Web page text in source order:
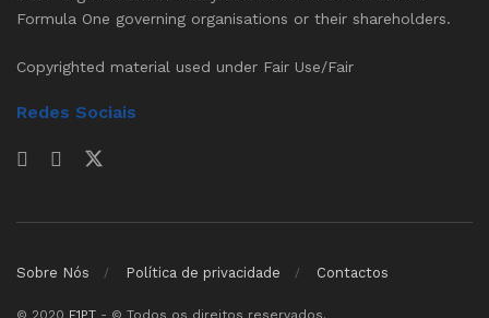
Formula One governing organisations or their shareholders.
Copyrighted material used under Fair Use/Fair
Redes Sociais
Sobre Nós Política de privacidade Contactos
© 2020 F1PT - © Todos os direitos reservados.